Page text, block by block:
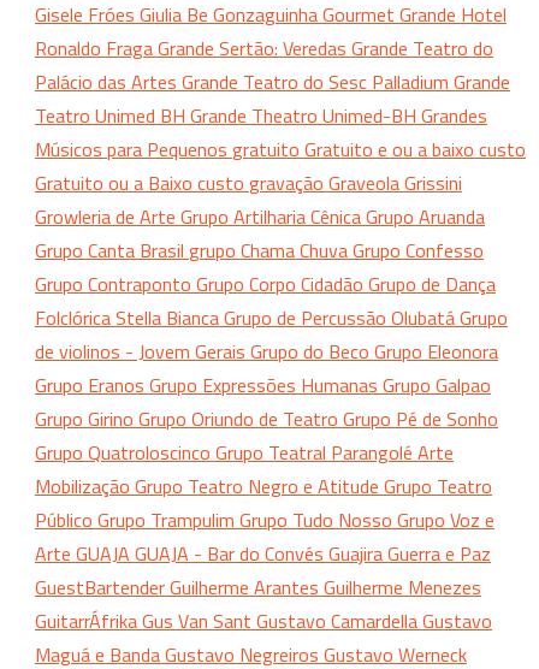
Gisele Fróes Giulia Be GonzaguinhaGourmet Grande Hotel
Ronaldo FragaGrande Sertão: Veredas Grande Teatro do
Palácio das Artes Grande Teatro do Sesc Palladium Grande
Teatro Unimed BH Grande Theatro Unimed-BH Grandes
Músicos para Pequenos gratuito Gratuito e ou a baixo custo
Gratuito ou a Baixo custo gravação GraveolaGrissini
Growleria de Arte Grupo Artilharia CênicaGrupo Aruanda
Grupo Canta Brasil grupo Chama ChuvaGrupo Confesso
Grupo Contraponto Grupo Corpo Cidadão Grupo de Dança
Folclórica Stella BiancaGrupo de Percussão OlubatáGrupo
de violinos - Jovem Gerais Grupo do Beco Grupo Eleonora
Grupo Eranos Grupo Expressões Humanas Grupo Galpao
Grupo Girino Grupo Oriundo de Teatro Grupo Pé de Sonho
Grupo Quatroloscinco Grupo Teatral Parangolé Arte
Mobilização Grupo Teatro Negro e Atitude Grupo Teatro
Público Grupo Trampulim Grupo Tudo Nosso Grupo Voz e
Arte GUAJA GUAJA - Bar do Convés GuajiraGuerra e Paz
GuestBartenderGuilherme Arantes Guilherme Menezes
GuitarrÁfrikaGus Van Sant Gustavo CamardellaGustavo
Maguá e BandaGustavo Negreiros Gustavo Werneck